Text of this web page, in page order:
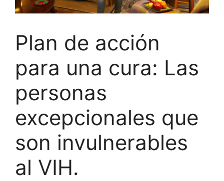
Plan de acción
para una cura: Las
personas
excepcionales que
son invulnerables
al VIH.